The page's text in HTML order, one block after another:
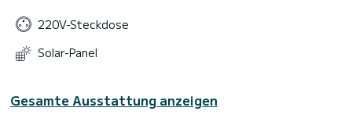
220V-Steckdose
Solar-Panel
Gesamte Ausstattung anzeigen